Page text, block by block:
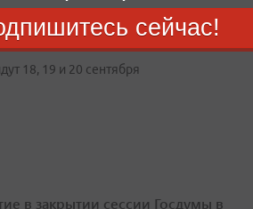
соглашение о сотрудничестве по
18, 19 и 20 сентября
в закрытии сессии Госдумы в
сейчас!